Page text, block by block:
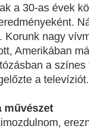
a 30-as évek
Korunk nagy
Amerikában
a
a televíziót.
művészet